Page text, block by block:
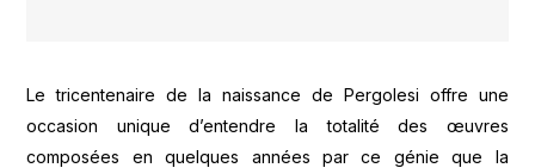
Le tricentenaire de la naissance de Pergolesi offre une
occasion unique d’entendre la totalité des œuvres
composées en quelques années par ce génie que la